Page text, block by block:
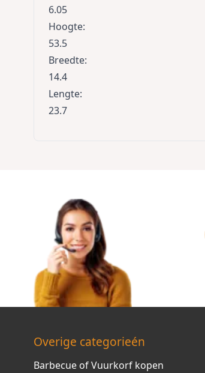
6.05
Hoogte:
53.5
Breedte:
14.4
Lengte:
23.7
Overige categorieén
Barbecue of Vuurkorf kopen